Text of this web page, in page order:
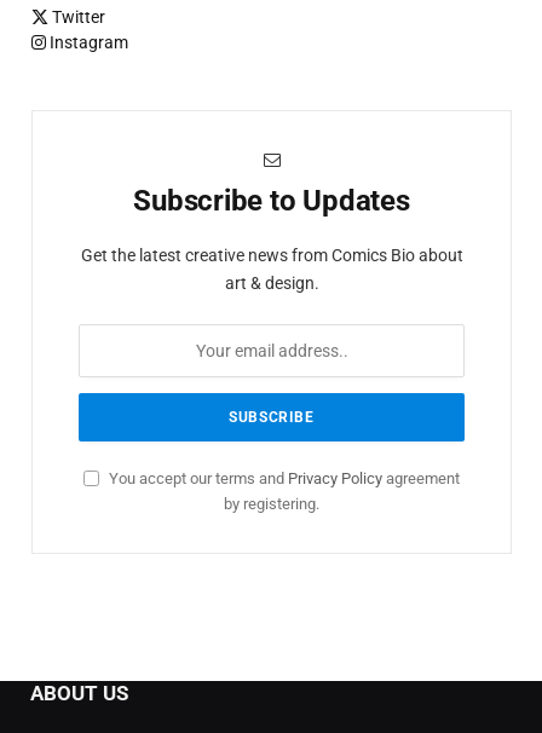
Twitter
Instagram
Subscribe to Updates
Get the latest creative news from Comics Bio about
art & design.
You accept our terms and Privacy Policy agreement
by registering.
ABOUT US